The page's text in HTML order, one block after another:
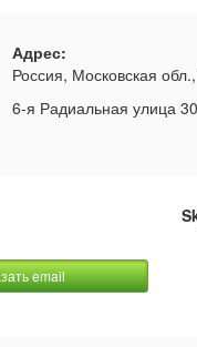
Адрес:
Россия, Московская
6-я Радиальная улица 30
email